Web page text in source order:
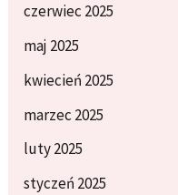
czerwiec 2025
maj 2025
kwiecień 2025
marzec 2025
luty 2025
styczeń 2025